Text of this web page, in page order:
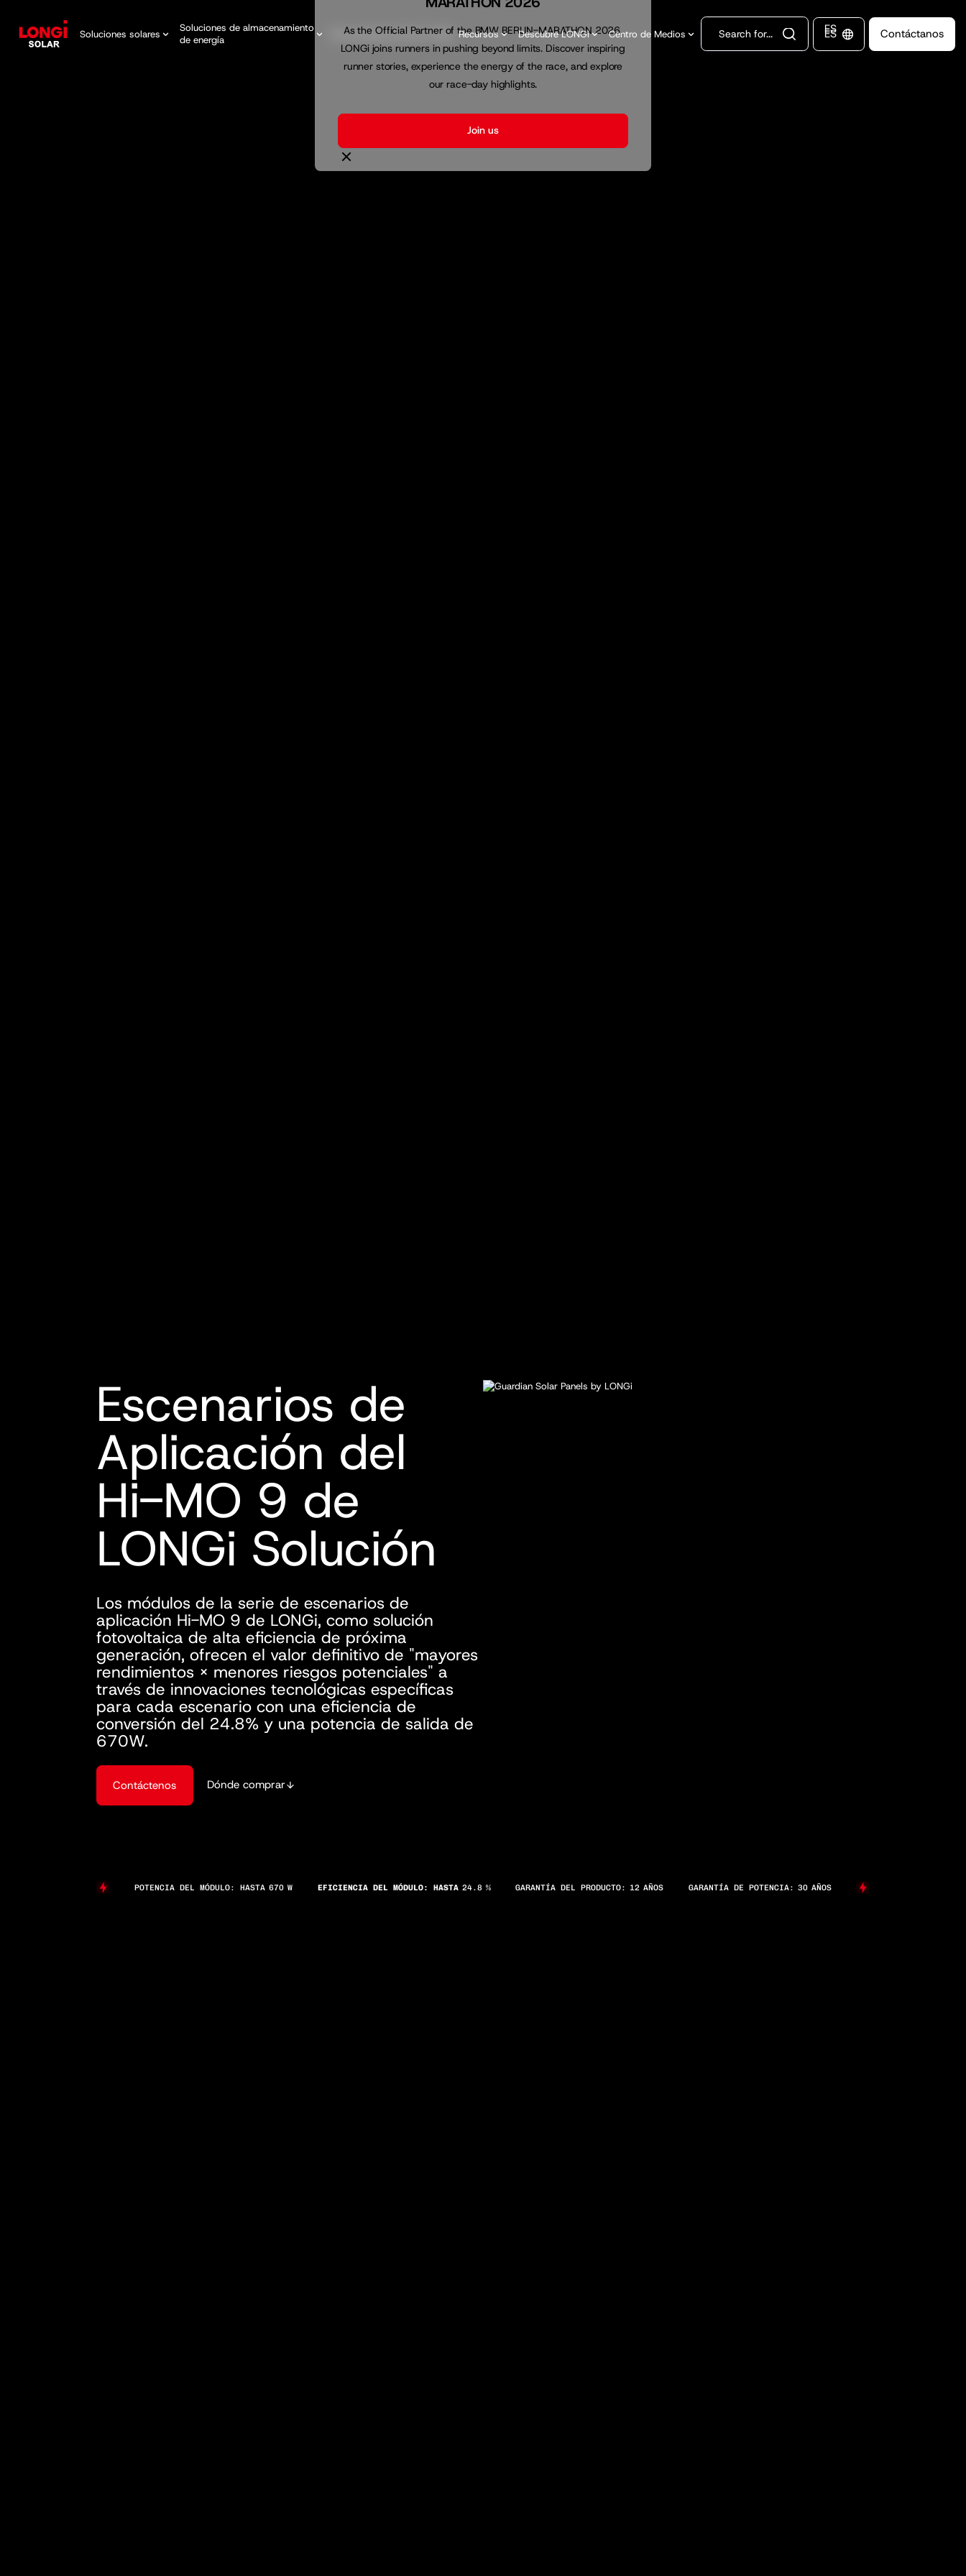
Soluciones solares
Soluciones de almacenamiento
de energía
Para propietariosClub LONGi Recursos Descubre LONGi Centro de Medios ES
ES  Contáctanos
As the Official Partner of the BMW BERLIN-MARATHON 2026,
LONGi joins runners in pushing beyond limits. Discover inspiring
runner stories, experience the energy of the race, and explore
our race-day highlights.
Join us
Escenarios de
Aplicación del
Hi-MO 9 de
LONGi Solución
Los módulos de la serie de escenarios de
aplicación Hi-MO 9 de LONGi, como solución
fotovoltaica de alta eficiencia de próxima
generación, ofrecen el valor definitivo de "mayores
rendimientos × menores riesgos potenciales" a
través de innovaciones tecnológicas específicas
para cada escenario con una eficiencia de
conversión del 24.8% y una potencia de salida de
670W.
Contáctenos Dónde comprar
POTENCIA DEL MÓDULO: HASTA 670 W EFICIENCIA DEL MÓDULO: HASTA 24.8 % GARANTÍA DEL PRODUCTO: 12 AÑOS GARANTÍA DE POTENCIA: 30 AÑOS